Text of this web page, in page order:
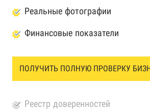
Реальные фотографии
Финансовые показатели
ПОЛУЧИТЬ ПОЛНУЮ ПРОВЕРКУ
Реестр доверенностей